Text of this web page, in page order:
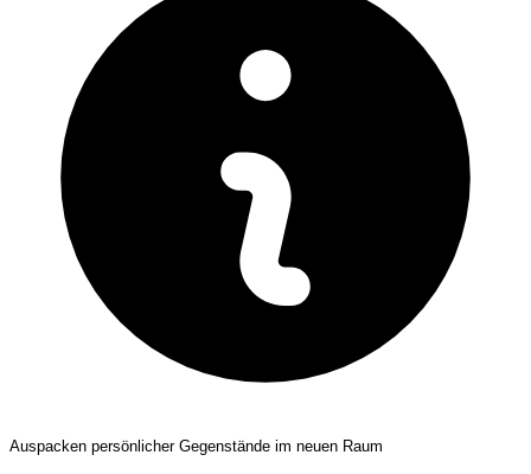
Auspacken persönlicher Gegenstände im neuen Raum